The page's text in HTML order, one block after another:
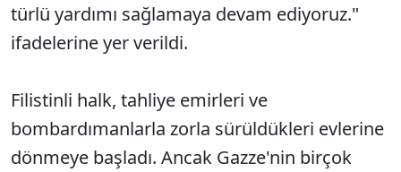
türlü yardımı sağlamaya devam ediyoruz."
ifadelerine yer verildi.
Filistinli halk, tahliye emirleri ve
bombardımanlarla zorla sürüldükleri evlerine
dönmeye başladı. Ancak Gazze'nin birçok